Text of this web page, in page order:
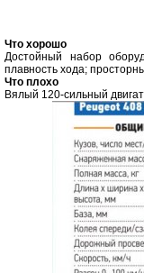
Что хорошо
Достойный набор
плавность хода;
Что плохо
Вялый 120-сильный